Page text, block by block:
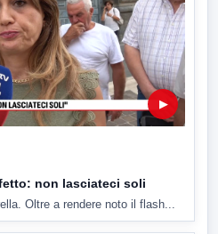
▶
non lasciateci soli
Oltre a rendere noto il flash...